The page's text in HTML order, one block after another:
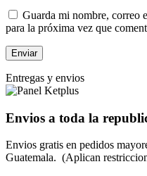
Guarda mi nombre, correo
para la próxima vez que
Entregas y envios
Envios a toda la
Envios gratis en pedidos
Guatemala. (Aplican